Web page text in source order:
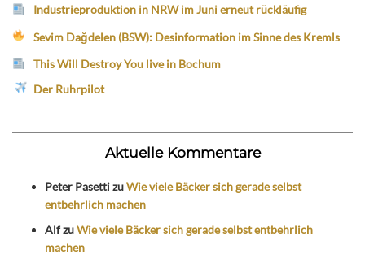
Industrieproduktion in NRW im Juni erneut rückläufig
Sevim Dağdelen (BSW): Desinformation im Sinne des Kremls
This Will Destroy You live in Bochum
Der Ruhrpilot
Aktuelle Kommentare
Peter PasettizuWie viele Bäcker sich gerade selbst
entbehrlich machen
AlfzuWie viele Bäcker sich gerade selbst entbehrlich
machen